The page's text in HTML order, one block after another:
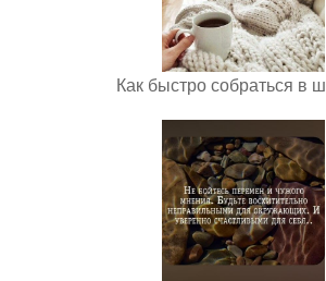
Как быстро собраться в